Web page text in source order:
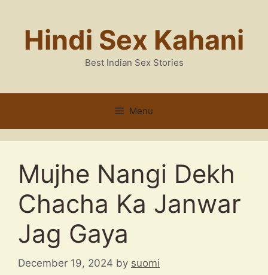
contentHindi Sex Kahani
Best Indian Sex Stories
Menu
Mujhe Nangi Dekh
Chacha Ka Janwar
Jag Gaya
December 19, 2024 by suomi